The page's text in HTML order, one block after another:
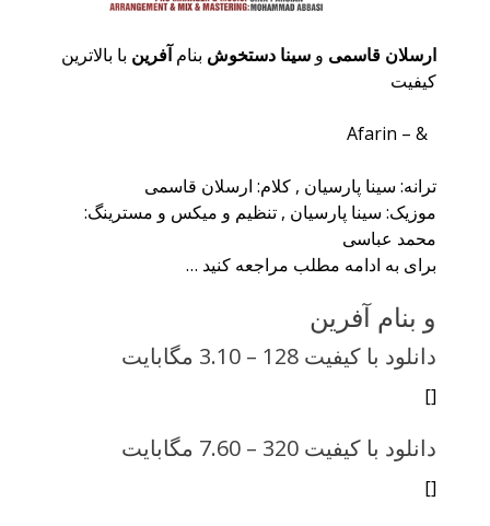
ارسلان قاسمی و سینا دستخوش بنام آفرین با بالاترین
کیفیت
& – Afarin
ترانه: سینا پارسیان , کلام: ارسلان قاسمی
موزیک: سینا پارسیان , تنظیم و میکس و مسترینگ:
محمد عباسی
برای به ادامه مطلب مراجعه کنید …
و بنام آفرین
دانلود با کیفیت 128 – 3.10 مگابایت
[]
دانلود با کیفیت 320 – 7.60 مگابایت
[]